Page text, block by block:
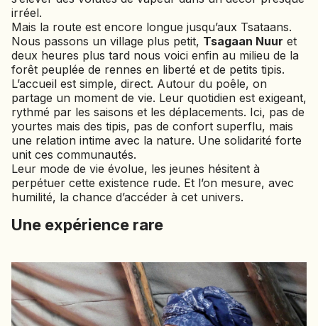
irréel.
Mais la route est encore longue jusqu’aux Tsataans.
Nous passons un village plus petit, Tsagaan Nuur et
deux heures plus tard nous voici enfin au milieu de la
forêt peuplée de rennes en liberté et de petits tipis.
L’accueil est simple, direct. Autour du poêle, on
partage un moment de vie. Leur quotidien est exigeant,
rythmé par les saisons et les déplacements. Ici, pas de
yourtes mais des tipis, pas de confort superflu, mais
une relation intime avec la nature. Une solidarité forte
unit ces communautés.
Leur mode de vie évolue, les jeunes hésitent à
perpétuer cette existence rude. Et l’on mesure, avec
humilité, la chance d’accéder à cet univers.
Une expérience rare